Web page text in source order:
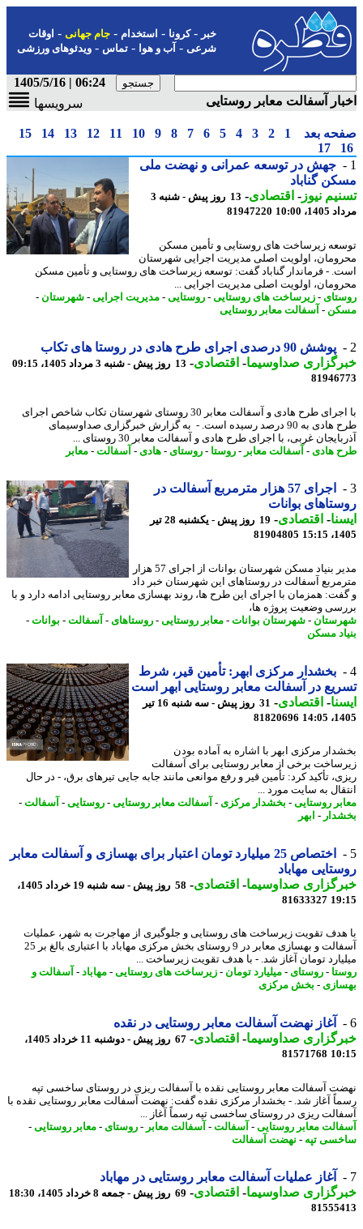
-کرونا-استخدام- جام جهانی-اوقات
شرعی-آب و هوا-تماس-ویدئوهای ورزشی
06:24 | 1405/5/16
آسفالت معابر روستایی
سرویسها
بعد 1
2
3
4
5
6
7
8
9
10
11
12
13
14
15
17
جهش در توسعه عمرانی و نهضت ملی
گناباد
نیوز-اقتصادی-
13 روز پیش - شنبه 3
10:00
81947220
زیرساخت های روستایی و تأمین مسکن
اولویت اصلی مدیریت اجرایی شهرستان
- فرماندار گناباد گفت: توسعه زیرساخت های روستایی و تأمین مسکن
اولویت اصلی مدیریت اجرایی ...
-زیرساخت های روستایی-روستایی-مدیریت اجرایی- شهرستان-
-آسفالت معابر روستایی
پوشش 90 درصدی اجرای طرح هادی در روستا های تکاب
صداوسیما-اقتصادی-13 روز پیش - شنبه 3 مرداد 1405، 09:15
با اجرای طرح هادی و آسفالت معابر 30 روستای شهرستان تکاب شاخص اجرای
طرح هادی به 90 درصد رسیده است. - به گزارش خبرگزاری صداوسیمای
غربی، با اجرای طرح هادی و آسفالت معابر 30 روستای ...
هادی-آسفالت معابر-روستا-روستای-هادی-آسفالت-معابر
اجرای 57 هزار مترمربع آسفالت در
بوانات
-اقتصادی-
19 روز پیش - یکشنبه 28 تیر
81904805
مدیر بنیاد مسکن شهرستان بوانات از اجرای 57 هزار
آسفالت در روستاهای این شهرستان خبر داد
همزمان با اجرای این طرح ها، روند بهسازی معابر روستایی ادامه دارد و با
وضعیت پروژه ها،
-شهرستان بوانات -معابر روستایی-روستاهای-آسفالت-بوانات -
مسکن
بخشدار مرکزی ابهر: تأمین قیر، شرط
در آسفالت معابر روستایی ابهر است
-اقتصادی-
31 روز پیش - سه شنبه 16 تیر
81820696
مرکزی ابهر با اشاره به آماده بودن
برخی از معابر روستایی برای آسفالت
تأکید کرد: تأمین قیر و رفع موانعی مانند جابه جایی تیرهای برق، - در ﺣﺎل
ﺑﻪ ﺳﺎﯾﺖ ﻣﻮرد ...
روستایی-بخشدار مرکزی - آسفالت معابر روستایی-روستایی-آسفالت-
-ابهر
اختصاص 25 میلیارد تومان اعتبار برای بهسازی و آسفالت معابر
مهاباد
صداوسیما-اقتصادی-
58 روز پیش - سه شنبه 19 خرداد 1405،
81633327
تقویت زیرساخت های روستایی و جلوگیری از مهاجرت به شهر، عملیات
آسفالت و بهسازی معابر در 9 روستای بخش مرکزی مهاباد با اعتباری بالغ بر 25
تومان آغاز شد. - با هدف تقویت زیرساخت ...
-روستای-میلیارد تومان-زیرساخت های روستایی-مهاباد-آسفالت و
- بخش مرکزی
آغاز نهضت آسفالت معابر روستایی در نقده
صداوسیما-اقتصادی-
67 روز پیش - دوشنبه 11 خرداد 1405،
81571768
آسفالت معابر روستایی نقده با آسفالت ریزی در روستای ساخسی تپه
آغاز شد. - بخشدار مرکزی نقده گفت: نهضت آسفالت معابر روستایی نقده با
ریزی در روستای ساخسی تپه رسماً آغاز ...
معابر روستایی-آسفالت-آسفالت معابر-روستای-معابر روستایی-
تپه -نهضت آسفالت
آغاز عملیات آسفالت معابر روستایی در مهاباد
صداوسیما-اقتصادی-69 روز پیش - جمعه 8 خرداد 1405، 18:30